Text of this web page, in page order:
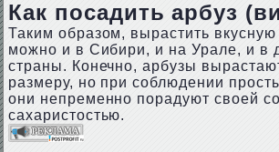
Как посадить арбуз
Таким образом, вырастить
можно и в Сибири, и на Урале, и в
страны. Конечно, арбузы
размеру, но при соблюдении
они непременно порадуют своей
сахаристостью.